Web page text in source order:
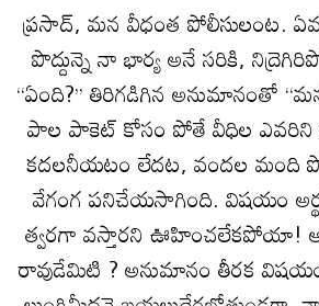
ప్రసాద్‌, మన వీధంత పోలీసులంట.
పొద్దున్నె నా భార్య అనే సరికి,
‘‘ఏంది?’’ తిరిగడిగిన అనుమానంతో
పాల పాకెట్‌ కోసం పోతే వీధిల
కదలనీయటం లేదట, వందల మంది
వేగంగ పనిచేయసాగింది. విషయం
త్వరగా వస్తారని ఊహించలేకపోయా!
రావుడేమిటి ? అనుమానం తీరక